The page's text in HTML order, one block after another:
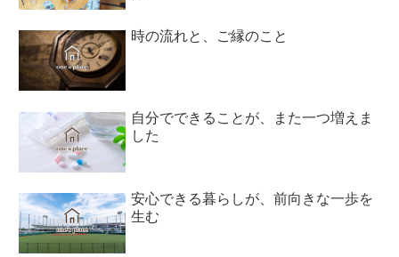
時の流れと、ご縁のこと
自分でできることが、また一つ増えま
した
安心できる暮らしが、前向きな一歩を
生む